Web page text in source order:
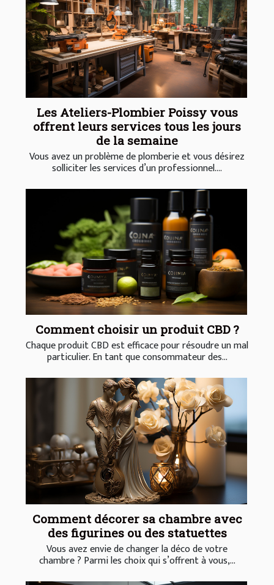
Les Ateliers-Plombier Poissy vous
offrent leurs services tous les jours
de la semaine
Vous avez un problème de plomberie et vous désirez
solliciter les services d’un professionnel....
Comment choisir un produit CBD ?
Chaque produit CBD est efficace pour résoudre un mal
particulier. En tant que consommateur des...
Comment décorer sa chambre avec
des figurines ou des statuettes
Vous avez envie de changer la déco de votre
chambre ? Parmi les choix qui s’offrent à vous,...